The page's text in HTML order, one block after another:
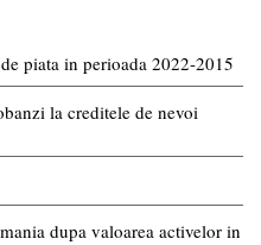
piata in perioada 2022-2015
la creditele de nevoi
dupa valoarea activelor in